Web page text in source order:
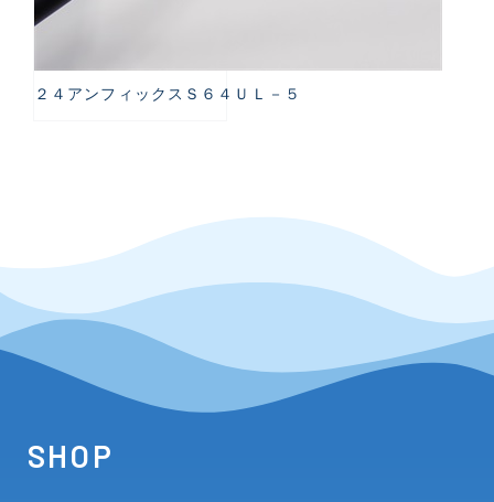
２４アンフィックスＳ６４ＵＬ－５
SHOP